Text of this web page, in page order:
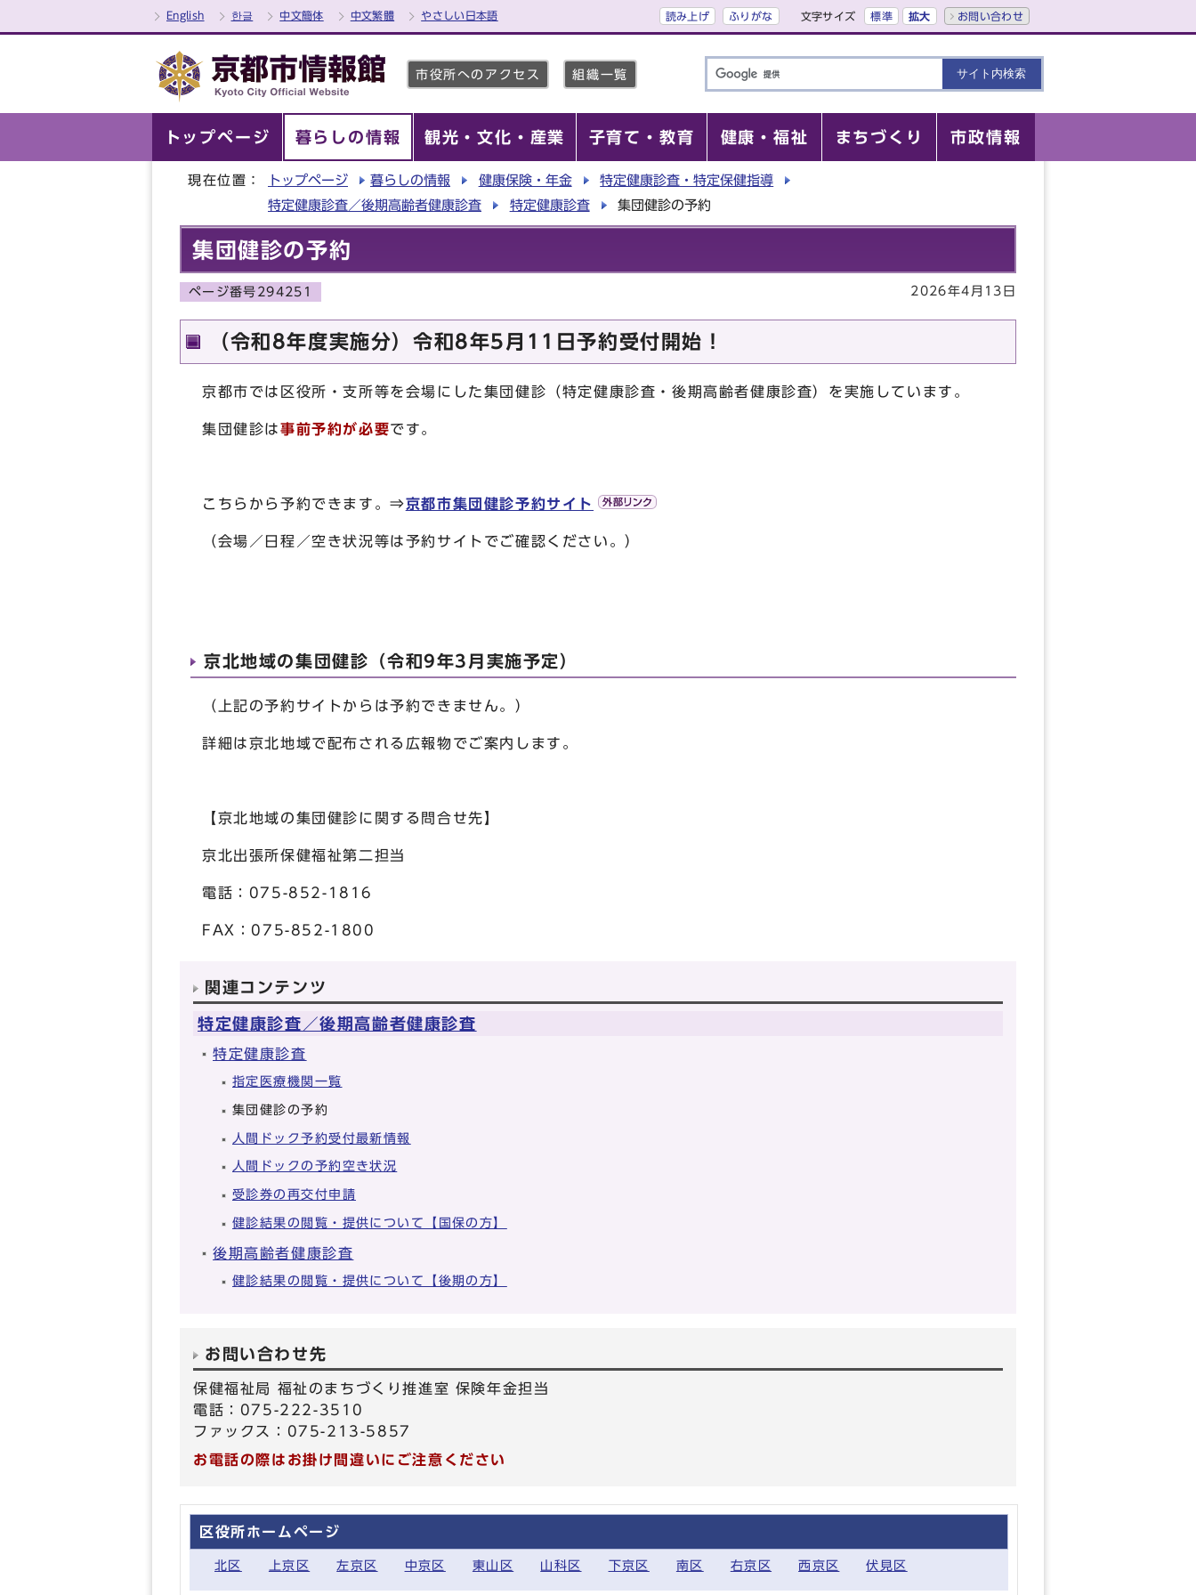
English 한글 中文簡体 中文繁體 やさしい日本語 読み上げ ふりがな 文字サイズ 標準 拡大 お問い合わせ
市役所へのアクセス 組織一覧
トップページ 暮らしの情報 観光・文化・産業 子育て・教育 健康・福祉 まちづくり 市政情報
現在位置： トップページ 暮らしの情報 健康保険・年金
特定健康診査・特定保健指導
特定健康診査／後期高齢者健康診査
特定健康診査 集団健診の予約
集団健診の予約
ページ番号294251 2026年4月13日
（令和8年度実施分）令和8年5月11日予約受付開始！
京都市では区役所・支所等を会場にした集団健診（特定健康診査・後期高齢者健康診査）を実施しています。
集団健診は事前予約が必要です。
こちらから予約できます。⇒京都市集団健診予約サイト
（会場／日程／空き状況等は予約サイトでご確認ください。）
京北地域の集団健診（令和9年3月実施予定）
（上記の予約サイトからは予約できません。）
詳細は京北地域で配布される広報物でご案内します。
【京北地域の集団健診に関する問合せ先】
京北出張所保健福祉第二担当
電話：075-852-1816
FAX：075-852-1800
関連コンテンツ
特定健康診査／後期高齢者健康診査
特定健康診査
指定医療機関一覧
集団健診の予約
人間ドック予約受付最新情報
人間ドックの予約空き状況
受診券の再交付申請
健診結果の閲覧・提供について【国保の方】
後期高齢者健康診査
健診結果の閲覧・提供について【後期の方】
お問い合わせ先
保健福祉局 福祉のまちづくり推進室 保険年金担当
電話：075-222-3510
ファックス：075-213-5857
お電話の際はお掛け間違いにご注意ください
区役所ホームページ
北区 上京区 左京区 中京区 東山区 山科区 下京区 南区 右京区 西京区 伏見区